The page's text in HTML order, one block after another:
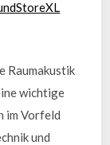
Raumakustik
wichtige
im Vorfeld
und